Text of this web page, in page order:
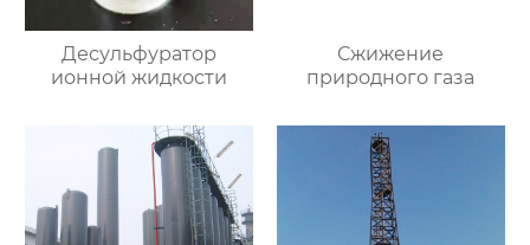
Десульфуратор
ионной жидкости
Сжижение
природного газа